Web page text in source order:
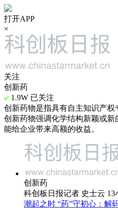
打开APP
×
关注
创新药
1.9W 已关注
创新药物是指具有自主知识产权
创新药物强调化学结构新颖或
能给企业带来高额的收益。
创新药
科创板日报记者 史士云 13
潮起之时 “药”守初心：解